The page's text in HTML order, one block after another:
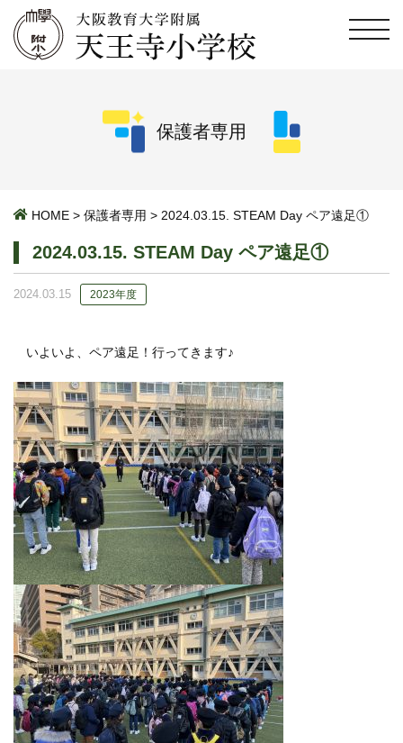
保護者専用
HOME > 保護者専用 > 2024.03.15. STEAM Day ペア遠足①
2024.03.15. STEAM Day ペア遠足①
2024.03.15 2023年度
いよいよ、ペア遠足！行ってきます♪